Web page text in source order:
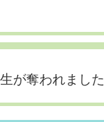
が奪われまし